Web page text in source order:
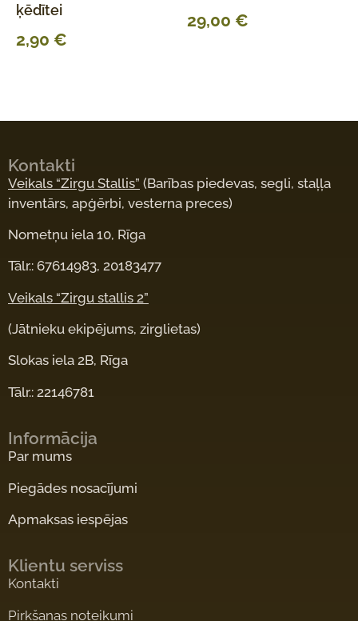
ķēdītei
2,90 €
29,00 €
Kontakti
Veikals “Zirgu Stallis” (Barības piedevas, segli, staļļa
inventārs, apģērbi, vesterna preces)
Nometņu iela 10, Rīga
Tālr.: 67614983, 20183477
Veikals “Zirgu stallis 2”
(Jātnieku ekipējums, zirglietas)
Slokas iela 2B, Rīga
Tālr.: 22146781
Informācija
Par mums
Piegādes nosacījumi
Apmaksas iespējas
Klientu serviss
Kontakti
Pirkšanas noteikumi